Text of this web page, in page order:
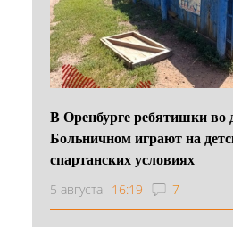
В Оренбурге ребятишки во
Больничном играют на
спартанских условиях
5 августа 16:19 7